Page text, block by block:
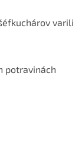
varili
potravinách